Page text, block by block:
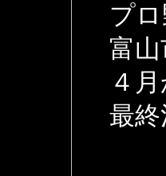
プロ
富山
４月
最終